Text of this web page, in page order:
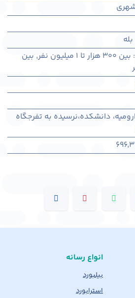
بله
: بین ۳۰۰ هزار تا ۱ میلیون نفر , بین
دانشکده،نرسیده به تفرجگاه
انواع رسانه
بیلبورد
استرابورد